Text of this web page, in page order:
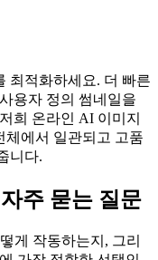
최적화하세요. 더 빠른
용자 정의 썸네일을
희 온라인 AI 이미지
체에서 일관되고 고품
니다.
주 묻는 질문
게 작동하는지, 그리